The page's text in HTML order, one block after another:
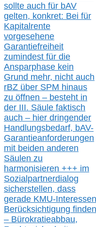
sollte auch für bAV
gelten, konkret: Bei für
Kapitalrente
vorgesehene
Garantiefreiheit
zumindest für die
Ansparphase kein
Grund mehr, nicht auch
rBZ über SPM hinaus
zu öffnen – besteht in
der III. Säule faktisch
auch – hier dringender
Handlungsbedarf, bAV-
Garantieanforderungen
mit beiden anderen
Säulen zu
harmonisieren +++ im
Sozialpartnerdialog
sicherstellen, dass
gerade KMU-Interessen
Berücksichtigung finden
– Bürokratieabbau,